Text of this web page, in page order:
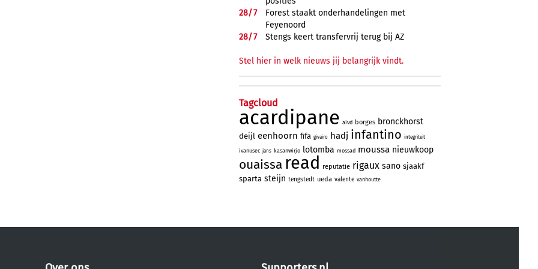
28/7
Forest staakt onderhandelingen met
Feyenoord
28/7 Stengs keert transfervrij terug bij AZ
Stel hier in welk nieuws jij belangrijk vindt.
Tagcloud
acardipane aivd borges bronckhorst
deijl eenhoorn fifa givairo hadj infantino integriteit
ivanusec jans kasanwirjo lotomba mossad moussa nieuwkoop
ouaissa read reputatie rigaux sano sjaakf
sparta steijn tengstedt ueda valente vanhoutte